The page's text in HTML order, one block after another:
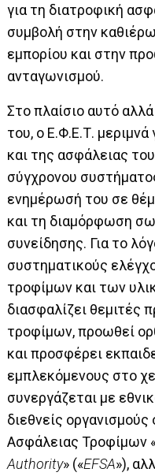
για τη διατροφική
συμβολή στην
εμπορίου και στην
ανταγωνισμού.
Στο πλαίσιο αυτό
του, ο Ε.Φ.Ε.Τ. μεριμνά
και της ασφάλειας
σύγχρονου
ενημέρωσή του σε
και τη διαμόρφωση
συνείδησης. Για το
συστηματικούς
τροφίμων και των
διασφαλίζει θεμιτές
τροφίμων, προωθεί
και προσφέρει
εμπλεκόμενους στο
συνεργάζεται με
διεθνείς
Ασφάλειας Τροφίμων
Authority» («EFSA»),